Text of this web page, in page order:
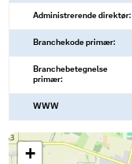
Administrerende direktør:
Branchekode primær:
Branchebetegnelse
primær:
WWW
+